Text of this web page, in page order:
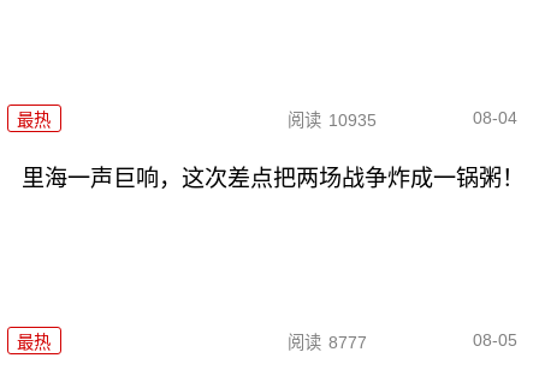
最热 阅读 10935 08-04
里海一声巨响，这次差点把两场战争炸成一锅粥！
最热 阅读 8777 08-05